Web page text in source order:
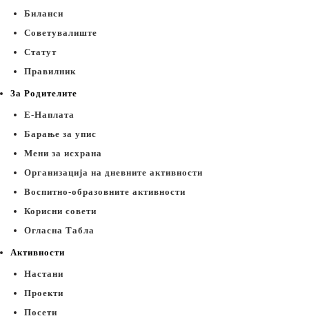
Биланси
Советувалиште
Статут
Правилник
За Родителите
Е-Наплата
Барање за упис
Мени за исхрана
Организација на дневните активности
Воспитно-образовните активности
Корисни совети
Огласна Табла
Активности
Настани
Проекти
Посети